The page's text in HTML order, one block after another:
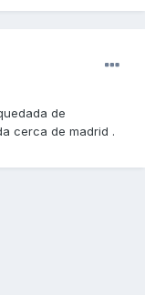
de
cerca de madrid .